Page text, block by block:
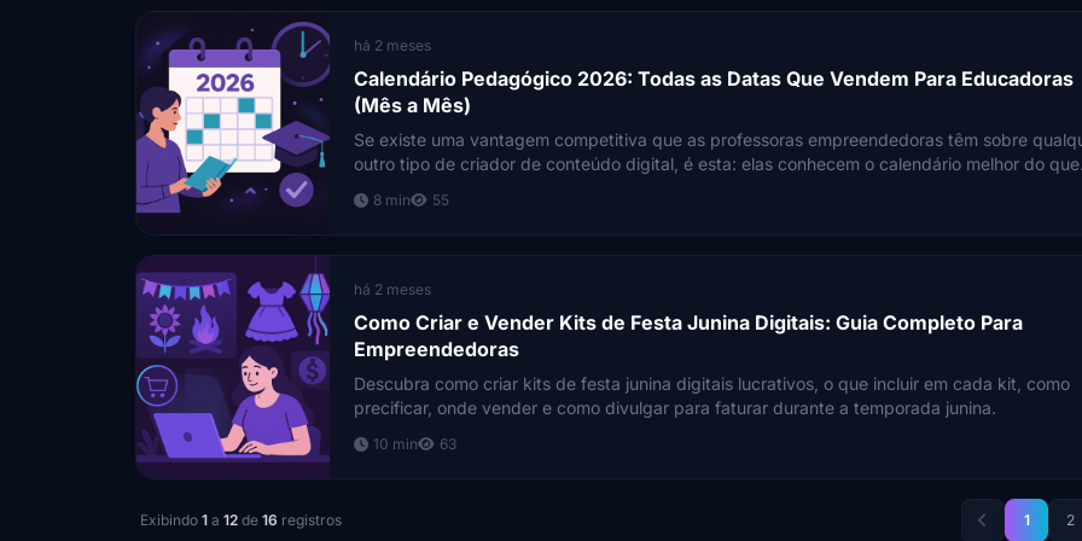
há 2 meses
Calendário Pedagógico 2026: Todas as Datas Que Vendem Para Educadoras
(Mês a Mês)
Se existe uma vantagem competitiva que as professoras empreendedoras têm sobre
outro tipo de criador de conteúdo digital, é esta: elas conhecem o calendário melhor do que
8 min 55
há 2 meses
Como Criar e Vender Kits de Festa Junina Digitais: Guia Completo Para
Empreendedoras
Descubra como criar kits de festa junina digitais lucrativos, o que incluir em cada kit, como
precificar, onde vender e como divulgar para faturar durante a temporada junina.
10 min 63
Exibindo 1 a 12 de 16 registros 1 2